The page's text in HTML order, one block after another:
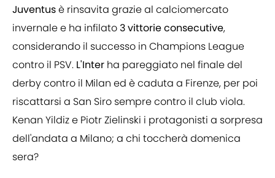
Juventusè rinsavita grazie al calciomercato
invernale e ha infilato 3 vittorie consecutive,
considerando il successo in Champions League
contro il PSV. L'Inter ha pareggiato nel finale del
derby contro il Milan ed è caduta a Firenze, per poi
riscattarsi a San Siro sempre contro il club viola.
Kenan Yildiz e Piotr Zielinski i protagonisti a sorpresa
dell'andata a Milano; a chi toccherà domenica
sera?